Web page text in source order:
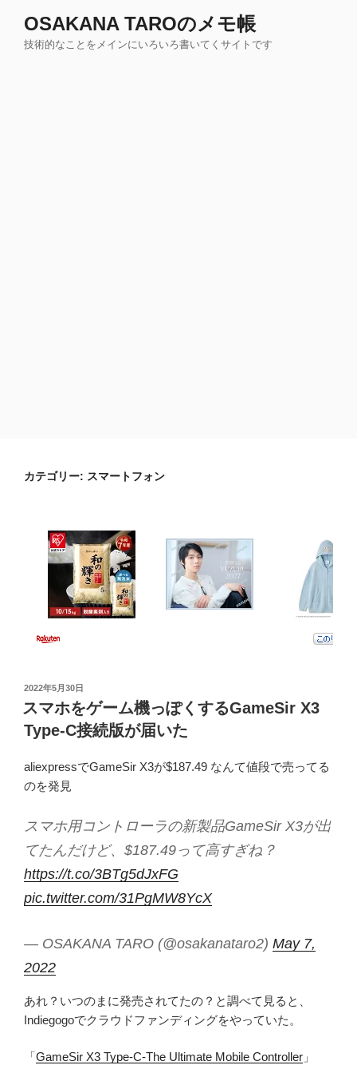
OSAKANA TAROのメモ帳
技術的なことをメインにいろいろ書いてくサイトです
カテゴリー: スマートフォン
投
稿
日:
2022年5月30日
スマホをゲーム機っぽくするGameSir X3
Type-C接続版が届いた
aliexpressでGameSir X3が$187.49 なんて値段で売ってる
のを発見
スマホ用コントローラの新製品GameSir X3が出
てたんだけど、$187.49って高すぎね？
https://t.co/3BTg5dJxFG
pic.twitter.com/31PgMW8YcX
— OSAKANA TARO (@osakanataro2) May 7,
2022
あれ？いつのまに発売されてたの？と調べて見ると、
Indiegogoでクラウドファンディングをやっていた。
「GameSir X3 Type-C-The Ultimate Mobile Controller 」